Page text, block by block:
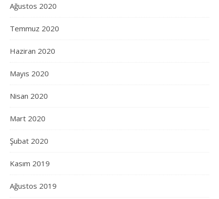
Ağustos 2020
Temmuz 2020
Haziran 2020
Mayıs 2020
Nisan 2020
Mart 2020
Şubat 2020
Kasım 2019
Ağustos 2019